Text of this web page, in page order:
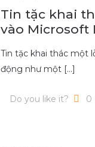
Tin tặc khai
vào Microsoft
Tin tặc khai thác một
động như một[…]
Do you like it? 0